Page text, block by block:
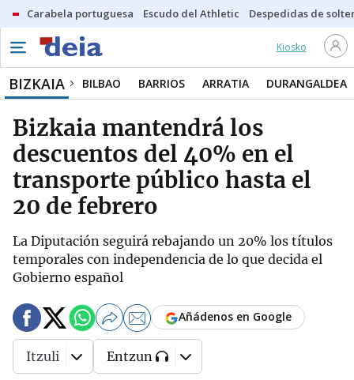
Carabela portuguesa Escudo del Athletic Despedidas de
Kiosko
BIZKAIA BILBAO BARRIOS ARRATIA DURANGALDEA
Bizkaia mantendrá los
descuentos del 40% en el
transporte público hasta el
20 de febrero
La Diputación seguirá rebajando un 20% los títulos
temporales con independencia de lo que decida el
Gobierno español
Añádenos en Google
Itzuli Entzun